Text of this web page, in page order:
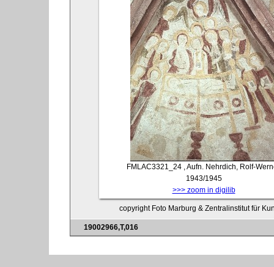
FMLAC3321_24 , Aufn. Nehrdich, Rolf-
1943/1945
>>> zoom in digilib
copyright Foto Marburg & Zentralinstitut für
19002966,T,016